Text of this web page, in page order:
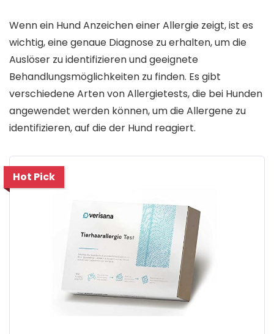
Wenn ein Hund Anzeichen einer Allergie zeigt, ist es
wichtig, eine genaue Diagnose zu erhalten, um die
Auslöser zu identifizieren und geeignete
Behandlungsmöglichkeiten zu finden. Es gibt
verschiedene Arten von Allergietests, die bei Hunden
angewendet werden können, um die Allergene zu
identifizieren, auf die der Hund reagiert.
Hot Pick